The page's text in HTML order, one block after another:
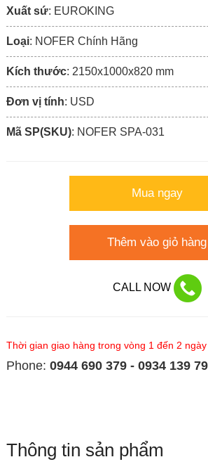
Xuất sứ: EUROKING
Loại: NOFER Chính Hãng
Kích thước: 2150x1000x820 mm
Đơn vị tính: USD
Mã SP(SKU): NOFER SPA-031
Mua ngay
Thêm vào giỏ hàng
CALL NOW
Thời gian giao hàng trong vòng 1 đến 2
Phone: 0944 690 379 - 0934 139
Thông tin sản phẩm